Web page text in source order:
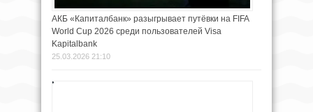
АКБ «Капиталбанк» разыгрывает путёвки на FIFA
World Cup 2026 среди пользователей Visa
Kapitalbank
25.03.2026 21:10